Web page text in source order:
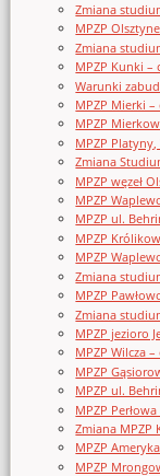
Zmiana
MPZP
Zmiana
MPZP Kunki –
Warunki
MPZP Mierki –
MPZP
MPZP
Zmiana
MPZP węzeł
MPZP
MPZP ul.
MPZP
MPZP
Zmiana
MPZP
Zmiana
MPZP jezioro
MPZP Wilcza
MPZP
MPZP ul.
MPZP
Zmiana MPZP
MPZP
MPZP